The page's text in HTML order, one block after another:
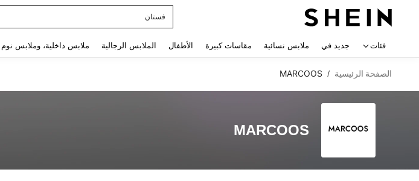
فستان
فئات جديد في ملابس نسائية مقاسات كبيرة الأطفال الملابس الرجالية ملابس داخلية، وملابس نوم
الصفحة الرئيسية /
MARCOOS
MARCOOS